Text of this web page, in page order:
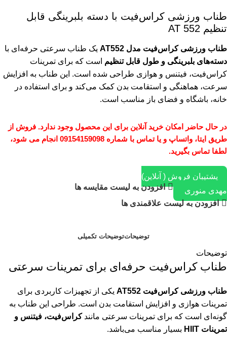
طناب ورزشی کراس‌فیت با دسته بلبرینگی قابل
تنظیم AT 552
طناب ورزشی کراس‌فیت مدل AT552
یک طناب سرعتی حرفه‌ای با
دسته‌های بلبرینگی و طول قابل تنظیم است که برای تمرینات
کراس‌فیت، فیتنس و هوازی طراحی شده است. این طناب به افزایش
سرعت، هماهنگی و استقامت بدن کمک می‌کند و برای استفاده در
خانه، باشگاه و فضای باز مناسب است.
در حال حاضر امکان خرید آنلاین برای این محصول وجود ندارد. فروش از
طریق ایتا، واتساپ و یا تماس با شماره 09154159098 انجام می شود،
لطفا تماس بگیرید.
پشتیبان فروش ( آنلاین)
مهدی منوری
افزودن به لیست مقایسه ها
افزودن به لیست علاقمندی ها
توضیحاتتوضیحات تکمیلی
توضیحات
طناب کراس‌فیت حرفه‌ای برای تمرینات سرعتی
طناب ورزشی کراس‌فیت AT552
یکی از تجهیزات کاربردی برای
تمرینات هوازی و افزایش استقامت بدن است. طراحی این طناب به
گونه‌ای است که برای تمرینات سرعتی مانندکراس‌فیت، فیتنس و
تمرینات HIIT
بسیار مناسب می‌باشد.